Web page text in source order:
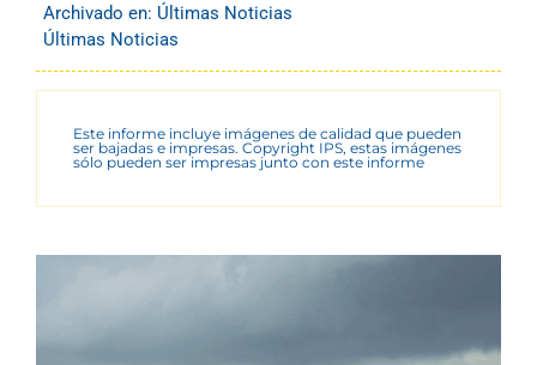
Archivado en: Últimas Noticias
Últimas Noticias
Este informe incluye imágenes de calidad que pueden
ser bajadas e impresas. Copyright IPS, estas imágenes
sólo pueden ser impresas junto con este informe